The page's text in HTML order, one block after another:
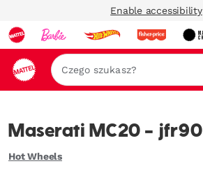
Enable accessibility
Maserati MC20 - jfr90
Hot Wheels